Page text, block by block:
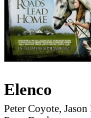
Elenco
Peter Coyote,